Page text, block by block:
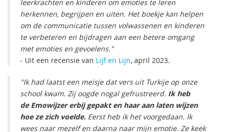
leerkrachten en kinderen om emoties te leren
herkennen, begrijpen en uiten. Het boekje kan helpen
om de communicatie tussen volwassenen en kinderen
te verbeteren en bijdragen aan een betere omgang
met emoties en gevoelens."
- Uit een recensie van Lijf en Lijn, april 2023.
"Ik had laatst een meisje dat vers uit Turkije op onze
school kwam. Zij oogde nogal gefrustreerd. Ik heb
de Emowijzer erbij gepakt en haar aan laten wijzen
hoe ze zich voelde. Eerst heb ik het voorgedaan. Ik
wees naar mezelf en daarna naar mijn emotie. Ze keek